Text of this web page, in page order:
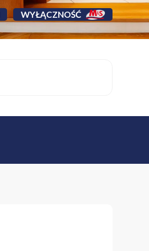
WYŁĄCZNOŚĆ